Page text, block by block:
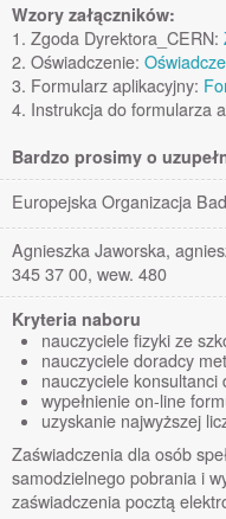
Wzory załączników:
1. Zgoda Dyrektora_CERN:
2. Oświadczenie:
3. Formularz aplikacyjny:
4. Instrukcja do formularza
Bardzo prosimy o
Europejska Organizacja
Agnieszka Jaworska,
345 37 00, wew. 480
Kryteria naboru
nauczyciele fizyki ze
nauczyciele doradcy
nauczyciele konsultanci
wypełnienie on-line
uzyskanie najwyższej
Zaświadczenia dla osób
samodzielnego pobrania i
zaświadczenia pocztą